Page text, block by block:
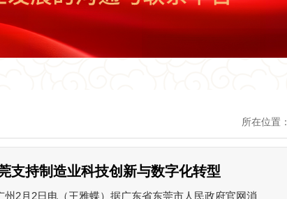
所在位置：
支持制造业科技创新与数字化转型
月2日电（王雅蝶）据广东省东莞市人民政府官网消